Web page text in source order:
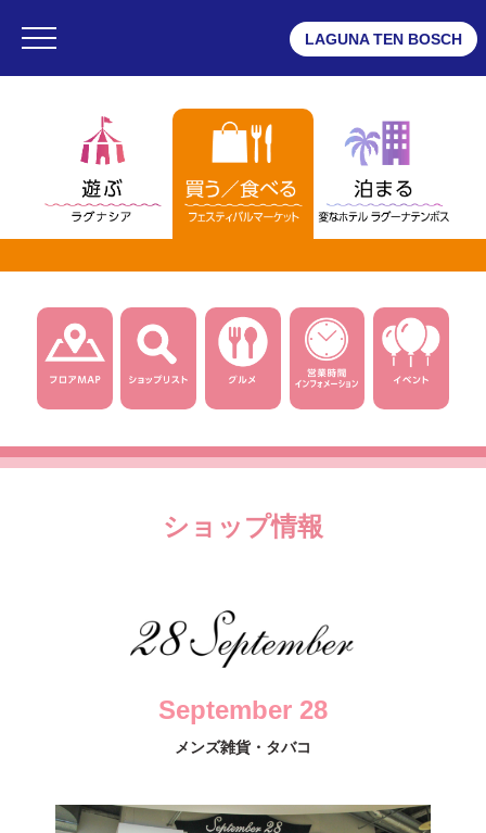
・フェスティバルマーケット
・変なホテル ラグーナテンボス
フェスティバルマーケット
・インフォメーション
・営業時間
・団体予約
LAGUNA TEN BOSCH
ショップ情報
September 28
メンズ雑貨・タバコ